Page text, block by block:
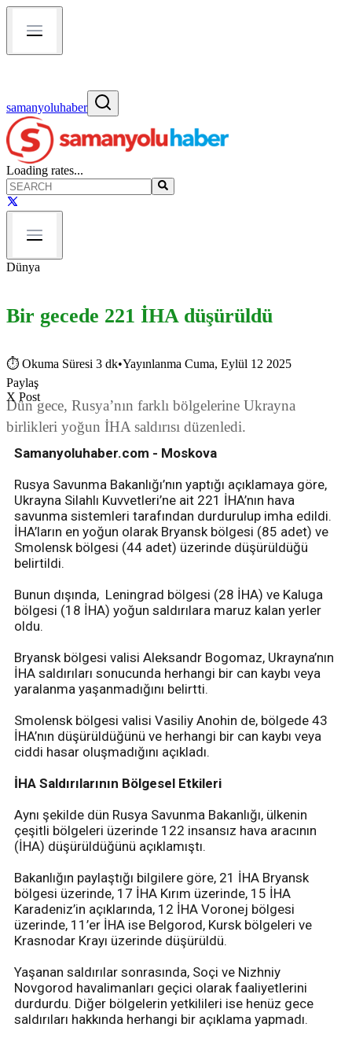
samanyoluhaber
Loading rates...
Dünya
Bir gecede 221 İHA düşürüldü
⏱ Okuma Süresi 3 dk•Yayınlanma Cuma, Eylül 12 2025
Paylaş
X Post
Dün gece, Rusya’nın farklı bölgelerine Ukrayna
birlikleri yoğun İHA saldırısı düzenledi.
Samanyoluhaber.com - Moskova
Rusya Savunma Bakanlığı’nın yaptığı açıklamaya göre,
Ukrayna Silahlı Kuvvetleri’ne ait 221 İHA’nın hava
savunma sistemleri tarafından durdurulup imha edildi.
İHA’ların en yoğun olarak Bryansk bölgesi (85 adet) ve
Smolensk bölgesi (44 adet) üzerinde düşürüldüğü
belirtildi.
Bunun dışında, Leningrad bölgesi (28 İHA) ve Kaluga
bölgesi (18 İHA) yoğun saldırılara maruz kalan yerler
oldu.
Bryansk bölgesi valisi Aleksandr Bogomaz, Ukrayna’nın
İHA saldırıları sonucunda herhangi bir can kaybı veya
yaralanma yaşanmadığını belirtti.
Smolensk bölgesi valisi Vasiliy Anohin de, bölgede 43
İHA’nın düşürüldüğünü ve herhangi bir can kaybı veya
ciddi hasar oluşmadığını açıkladı.
İHA Saldırılarının Bölgesel Etkileri
Aynı şekilde dün Rusya Savunma Bakanlığı, ülkenin
çeşitli bölgeleri üzerinde 122 insansız hava aracının
(İHA) düşürüldüğünü açıklamıştı.
Bakanlığın paylaştığı bilgilere göre, 21 İHA Bryansk
bölgesi üzerinde, 17 İHA Kırım üzerinde, 15 İHA
Karadeniz’in açıklarında, 12 İHA Voronej bölgesi
üzerinde, 11’er İHA ise Belgorod, Kursk bölgeleri ve
Krasnodar Krayı üzerinde düşürüldü.
Yaşanan saldırılar sonrasında, Soçi ve Nizhniy
Novgorod havalimanları geçici olarak faaliyetlerini
durdurdu. Diğer bölgelerin yetkilileri ise henüz gece
saldırıları hakkında herhangi bir açıklama yapmadı.